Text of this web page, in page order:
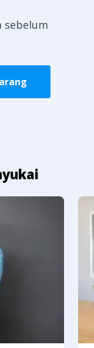
sebelum